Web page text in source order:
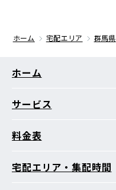
ホーム 宅配エリア 群馬県
ホーム
サービス
料金表
宅配エリア・集配時間